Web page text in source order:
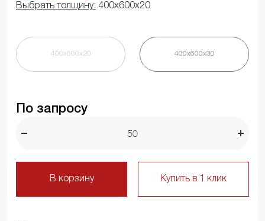
Выбрать толщину: 400х600х20
400х600х20 400х600х30
По запросу
В корзину Купить в 1 клик